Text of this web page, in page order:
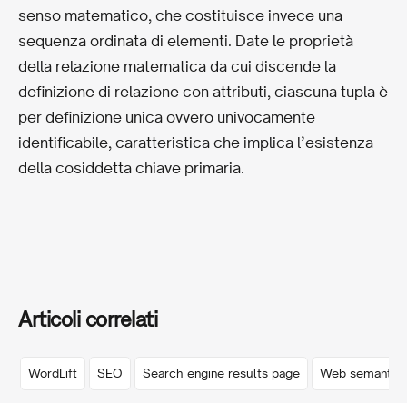
senso matematico, che costituisce invece una
sequenza ordinata di elementi. Date le proprietà
della relazione matematica da cui discende la
definizione di relazione con attributi, ciascuna tupla è
per definizione unica ovvero univocamente
identificabile, caratteristica che implica l’esistenza
della cosiddetta chiave primaria.
Articoli correlati
WordLift SEO Search engine results page Web